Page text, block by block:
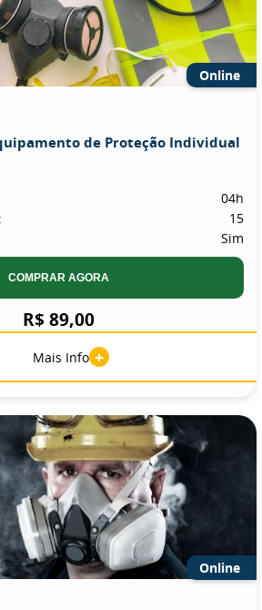
Online
de Proteção Individual
04h
15
Sim
COMPRAR AGORA
R$ 89,00
Mais Info +
Online